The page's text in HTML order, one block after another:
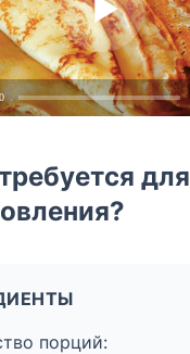
для
порций: